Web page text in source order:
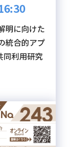
明に向けた
統合的アプ
同利用研究